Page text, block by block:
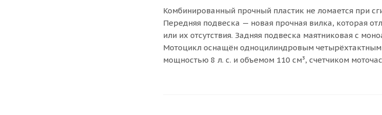
Комбинированный прочный пластик не ломается при
Передняя подвеска — новая прочная вилка, которая
или их отсутствия. Задняя подвеска маятниковая с
Мотоцикл оснащён одноцилиндровым
мощностью 8 л. с. и объемом 110 см³, счетчиком